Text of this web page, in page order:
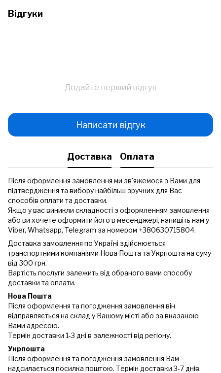
Відгуки
Додайте перший відгук
Написати відгук
Доставка Оплата
Після оформлення замовлення ми зв'яжемося з Вами для
підтвердження та вибору найбільш зручних для Вас
способів оплати та доставки.
Якщо у вас виникли складності з оформленням замовлення
або ви хочете оформити його в месенджері, напишіть нам у
Viber, Whatsapp, Telegram за номером +380630715804.
Доставка замовлення по Україні здійснюється
транспортними компаніями Нова Пошта та Укрпошта на суму
від 300 грн.
Вартість послуги залежить від обраного вами способу
доставки та оплати.
Нова Пошта
Після оформлення та погодження замовлення він
відправляється на склад у Вашому місті або за вказаною
Вами адресою.
Термін доставки 1-3 дні в залежності від регіону.
Укрпошта
Після оформлення та погодження замовлення Вам
надсилається посилка поштою. Термін доставки 3-7 днів.